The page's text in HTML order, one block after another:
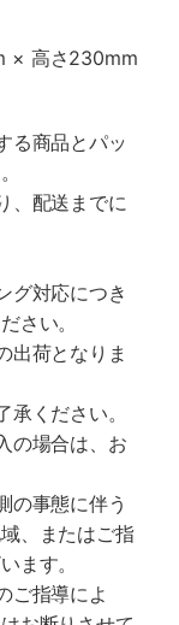
× 高さ230mm
る商品とパッ
、配送までに
グ対応につき
さい。
出荷となりま
ください。
の場合は、お
の事態に伴う
、またはご指
ます。
ご指導によ